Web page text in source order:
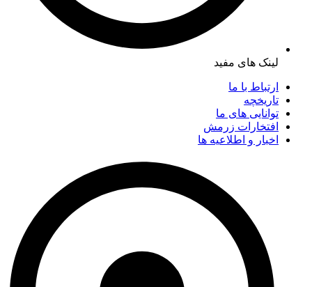
لینک های مفید
ارتباط با ما
تاریخچه
توانایی های ما
افتخارات زرمش
اخبار و اطلاعیه ها